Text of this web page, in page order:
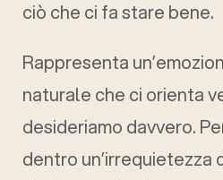
ciò che ci fa stare bene.
Rappresenta
naturale che ci orienta
desideriamo davvero.
dentro un’irrequietezza